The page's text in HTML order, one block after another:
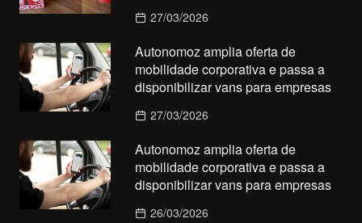
27/03/2026
Autonomoz amplia oferta de
mobilidade corporativa e passa a
disponibilizar vans para empresas
27/03/2026
Autonomoz amplia oferta de
mobilidade corporativa e passa a
disponibilizar vans para empresas
26/03/2026